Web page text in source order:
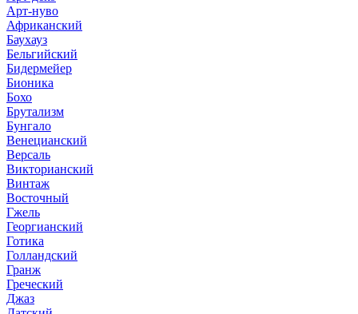
Арт-нуво
Африканский
Баухауз
Бельгийский
Бидермейер
Бионика
Бохо
Брутализм
Бунгало
Венецианский
Версаль
Викторианский
Винтаж
Восточный
Гжель
Георгианский
Готика
Голландский
Гранж
Греческий
Джаз